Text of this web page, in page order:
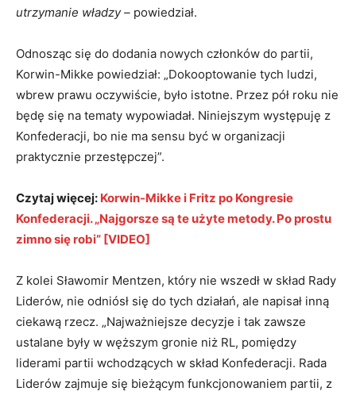
utrzymanie władzy – powiedział.
Odnosząc się do dodania nowych członków do partii,
Korwin-Mikke powiedział: „Dokooptowanie tych ludzi,
wbrew prawu oczywiście, było istotne. Przez pół roku nie
będę się na tematy wypowiadał. Niniejszym występuję z
Konfederacji, bo nie ma sensu być w organizacji
praktycznie przestępczej”.
Czytaj więcej: Korwin-Mikke i Fritz po Kongresie
Konfederacji. „Najgorsze są te użyte metody. Po prostu
zimno się robi” [VIDEO]
Z kolei Sławomir Mentzen, który nie wszedł w skład Rady
Liderów, nie odniósł się do tych działań, ale napisał inną
ciekawą rzecz. „Najważniejsze decyzje i tak zawsze
ustalane były w węższym gronie niż RL, pomiędzy
liderami partii wchodzących w skład Konfederacji. Rada
Liderów zajmuje się bieżącym funkcjonowaniem partii, z